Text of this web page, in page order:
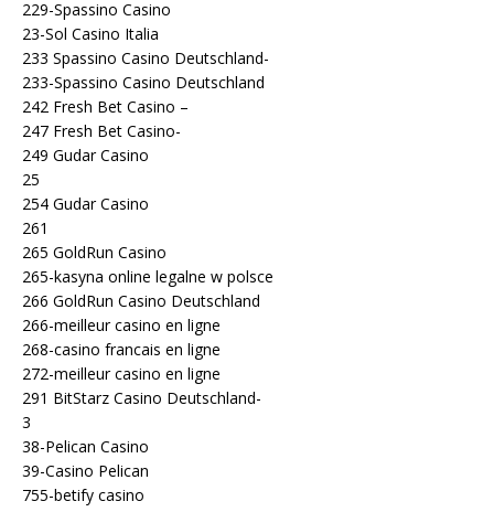
229-Spassino Casino
23-Sol Casino Italia
233 Spassino Casino Deutschland-
233-Spassino Casino Deutschland
242 Fresh Bet Casino –
247 Fresh Bet Casino-
249 Gudar Casino
25
254 Gudar Casino
261
265 GoldRun Casino
265-kasyna online legalne w polsce
266 GoldRun Casino Deutschland
266-meilleur casino en ligne
268-casino francais en ligne
272-meilleur casino en ligne
291 BitStarz Casino Deutschland-
3
38-Pelican Casino
39-Casino Pelican
755-betify casino